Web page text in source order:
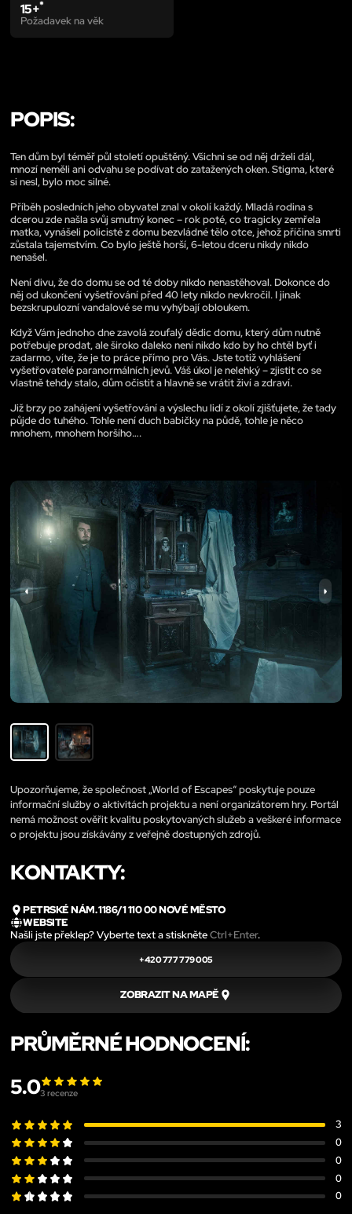
15+*
Požadavek na věk
POPIS:
Ten dům byl téměř půl století opuštěný. Všichni se od něj drželi dál,
mnozí neměli ani odvahu se podívat do zatažených oken. Stigma, které
si nesl, bylo moc silné.
Příběh posledních jeho obyvatel znal v okolí každý. Mladá rodina s
dcerou zde našla svůj smutný konec – rok poté, co tragicky zemřela
matka, vynášeli policisté z domu bezvládné tělo otce, jehož příčina smrti
zůstala tajemstvím. Co bylo ještě horší, 6-letou dceru nikdy nikdo
nenašel.
Není divu, že do domu se od té doby nikdo nenastěhoval. Dokonce do
něj od ukončení vyšetřování před 40 lety nikdo nevkročil. I jinak
bezskrupulozní vandalové se mu vyhýbají obloukem.
Když Vám jednoho dne zavolá zoufalý dědic domu, který dům nutně
potřebuje prodat, ale široko daleko není nikdo kdo by ho chtěl byť i
zadarmo, víte, že je to práce přímo pro Vás. Jste totiž vyhlášení
vyšetřovatelé paranormálních jevů. Váš úkol je nelehký – zjistit co se
vlastně tehdy stalo, dům očistit a hlavně se vrátit živí a zdraví.
Již brzy po zahájení vyšetřování a výslechu lidí z okolí zjišťujete, že tady
půjde do tuhého. Tohle není duch babičky na půdě, tohle je něco
mnohem, mnohem horšího….
Upozorňujeme, že společnost „World of Escapes“ poskytuje pouze
informační služby o aktivitách projektu a není organizátorem hry. Portál
nemá možnost ověřit kvalitu poskytovaných služeb a veškeré informace
o projektu jsou získávány z veřejně dostupných zdrojů.
KONTAKTY:
PETRSKÉ NÁM. 1186/1 110 00 NOVÉ MĚSTO
WEBSITE
Našli jste překlep? Vyberte text a stiskněteCtrl+Enter.
+420 777 779 005
ZOBRAZIT NA MAPĚ
PRŮMĚRNÉ HODNOCENÍ:
5.03 recenze
3
0
0
0
0